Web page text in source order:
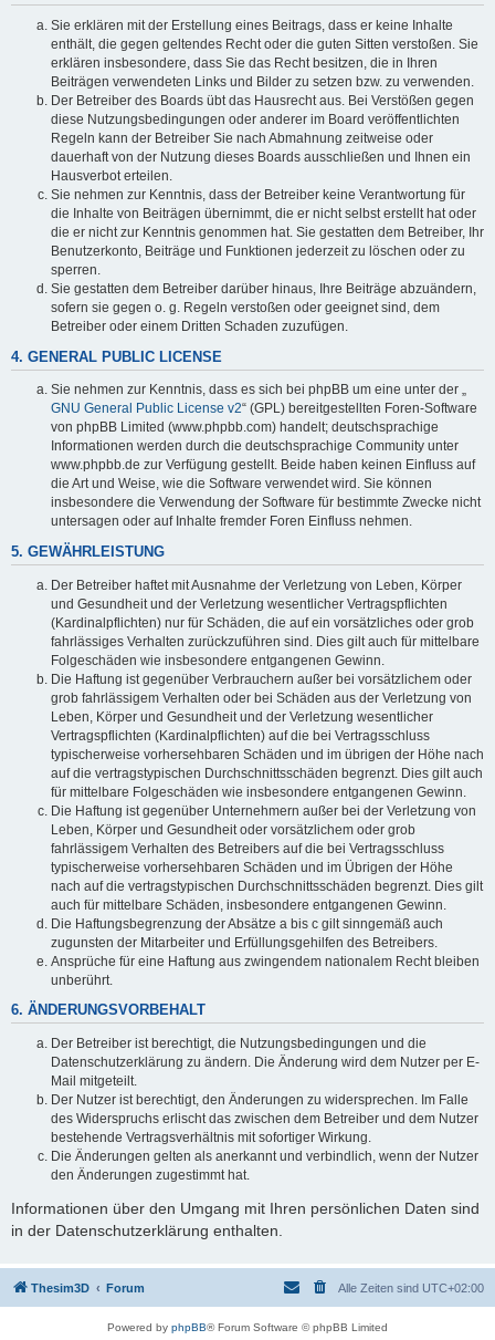
Sie erklären mit der Erstellung eines Beitrags, dass er keine Inhalte
enthält, die gegen geltendes Recht oder die guten Sitten verstoßen. Sie
erklären insbesondere, dass Sie das Recht besitzen, die in Ihren
Beiträgen verwendeten Links und Bilder zu setzen bzw. zu verwenden.
Der Betreiber des Boards übt das Hausrecht aus. Bei Verstößen gegen
diese Nutzungsbedingungen oder anderer im Board veröffentlichten
Regeln kann der Betreiber Sie nach Abmahnung zeitweise oder
dauerhaft von der Nutzung dieses Boards ausschließen und Ihnen ein
Hausverbot erteilen.
Sie nehmen zur Kenntnis, dass der Betreiber keine Verantwortung für
die Inhalte von Beiträgen übernimmt, die er nicht selbst erstellt hat oder
die er nicht zur Kenntnis genommen hat. Sie gestatten dem Betreiber, Ihr
Benutzerkonto, Beiträge und Funktionen jederzeit zu löschen oder zu
sperren.
Sie gestatten dem Betreiber darüber hinaus, Ihre Beiträge abzuändern,
sofern sie gegen o. g. Regeln verstoßen oder geeignet sind, dem
Betreiber oder einem Dritten Schaden zuzufügen.
4. GENERAL PUBLIC LICENSE
Sie nehmen zur Kenntnis, dass es sich bei phpBB um eine unter der „
GNU General Public License v2“ (GPL) bereitgestellten Foren-Software
von phpBB Limited (www.phpbb.com) handelt; deutschsprachige
Informationen werden durch die deutschsprachige Community unter
www.phpbb.de zur Verfügung gestellt. Beide haben keinen Einfluss auf
die Art und Weise, wie die Software verwendet wird. Sie können
insbesondere die Verwendung der Software für bestimmte Zwecke nicht
untersagen oder auf Inhalte fremder Foren Einfluss nehmen.
5. GEWÄHRLEISTUNG
Der Betreiber haftet mit Ausnahme der Verletzung von Leben, Körper
und Gesundheit und der Verletzung wesentlicher Vertragspflichten
(Kardinalpflichten) nur für Schäden, die auf ein vorsätzliches oder grob
fahrlässiges Verhalten zurückzuführen sind. Dies gilt auch für mittelbare
Folgeschäden wie insbesondere entgangenen Gewinn.
Die Haftung ist gegenüber Verbrauchern außer bei vorsätzlichem oder
grob fahrlässigem Verhalten oder bei Schäden aus der Verletzung von
Leben, Körper und Gesundheit und der Verletzung wesentlicher
Vertragspflichten (Kardinalpflichten) auf die bei Vertragsschluss
typischerweise vorhersehbaren Schäden und im übrigen der Höhe nach
auf die vertragstypischen Durchschnittsschäden begrenzt. Dies gilt auch
für mittelbare Folgeschäden wie insbesondere entgangenen Gewinn.
Die Haftung ist gegenüber Unternehmern außer bei der Verletzung von
Leben, Körper und Gesundheit oder vorsätzlichem oder grob
fahrlässigem Verhalten des Betreibers auf die bei Vertragsschluss
typischerweise vorhersehbaren Schäden und im Übrigen der Höhe
nach auf die vertragstypischen Durchschnittsschäden begrenzt. Dies gilt
auch für mittelbare Schäden, insbesondere entgangenen Gewinn.
Die Haftungsbegrenzung der Absätze a bis c gilt sinngemäß auch
zugunsten der Mitarbeiter und Erfüllungsgehilfen des Betreibers.
Ansprüche für eine Haftung aus zwingendem nationalem Recht bleiben
unberührt.
6. ÄNDERUNGSVORBEHALT
Der Betreiber ist berechtigt, die Nutzungsbedingungen und die
Datenschutzerklärung zu ändern. Die Änderung wird dem Nutzer per E-
Mail mitgeteilt.
Der Nutzer ist berechtigt, den Änderungen zu widersprechen. Im Falle
des Widerspruchs erlischt das zwischen dem Betreiber und dem Nutzer
bestehende Vertragsverhältnis mit sofortiger Wirkung.
Die Änderungen gelten als anerkannt und verbindlich, wenn der Nutzer
den Änderungen zugestimmt hat.
Informationen über den Umgang mit Ihren persönlichen Daten sind
in der Datenschutzerklärung enthalten.
Thesim3D Forum Alle Zeiten sind UTC+02:00
Powered by phpBB® Forum Software © phpBB Limited